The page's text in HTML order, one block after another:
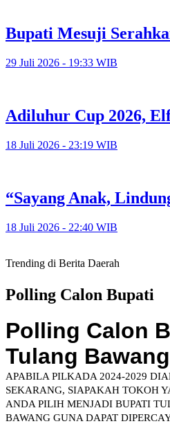
Bupati Mesuji
29 Juli 2026 - 19:33 WIB
Adiluhur Cup 2026,
18 Juli 2026 - 23:19 WIB
“Sayang Anak,
18 Juli 2026 - 22:40 WIB
Trending di Berita Daerah
Polling Calon Bupati